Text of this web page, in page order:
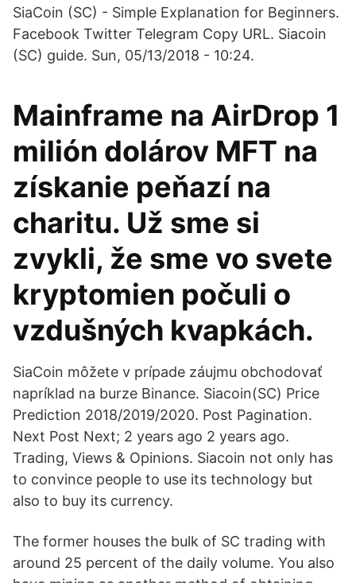
SiaCoin (SC) - Simple Explanation for Beginners.
Facebook Twitter Telegram Copy URL. Siacoin
(SC) guide. Sun, 05/13/2018 - 10:24.
Mainframe na AirDrop 1
milión dolárov MFT na
získanie peňazí na
charitu. Už sme si
zvykli, že sme vo svete
kryptomien počuli o
vzdušných kvapkách.
SiaCoin môžete v prípade záujmu obchodovať
napríklad na burze Binance. Siacoin(SC) Price
Prediction 2018/2019/2020. Post Pagination.
Next Post Next; 2 years ago 2 years ago.
Trading, Views & Opinions. Siacoin not only has
to convince people to use its technology but
also to buy its currency.
The former houses the bulk of SC trading with
around 25 percent of the daily volume. You also